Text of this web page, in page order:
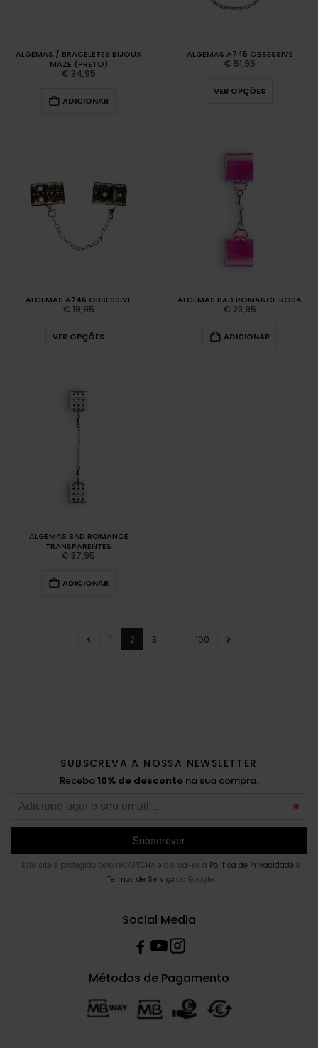
ALGEMAS / BRACELETES BIJOUX
MAZE (PRETO)
€ 34,95
ADICIONAR
ALGEMAS A745 OBSESSIVE
€ 51,95
VER OPÇÕES
ALGEMAS A746 OBSESSIVE
€ 19,95
VER OPÇÕES
ALGEMAS BAD ROMANCE ROSA
€ 23,95
ADICIONAR
ALGEMAS BAD ROMANCE
TRANSPARENTES
€ 37,95
ADICIONAR
1 2 3 … 100
SUBSCREVA A NOSSA NEWSLETTER
Receba10% de desconto na sua compra.
Este site é protegido pelo reCAPTCHA e aplica-se a Politica de Privacidade e
Termos de Serviçoda Google.
Social Media
Métodos de Pagamento